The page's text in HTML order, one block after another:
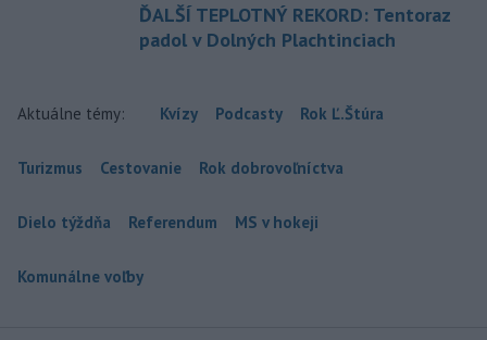
ĎALŠÍ TEPLOTNÝ REKORD: Tentoraz
padol v Dolných Plachtinciach
Aktuálne témy: Kvízy Podcasty Rok Ľ.Štúra
Turizmus Cestovanie Rok dobrovoľníctva
Dielo týždňa Referendum MS v hokeji
Komunálne voľby